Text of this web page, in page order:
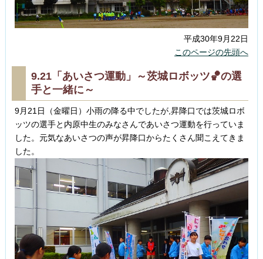
平成30年9月22日
このページの先頭へ
9.21「あいさつ運動」～茨城ロボッツ🏀の選
手と一緒に～
9月21日（金曜日）小雨の降る中でしたが,昇降口では茨城ロボ
ッツの選手と内原中生のみなさんであいさつ運動を行っていま
した。元気なあいさつの声が昇降口からたくさん聞こえてきま
した。